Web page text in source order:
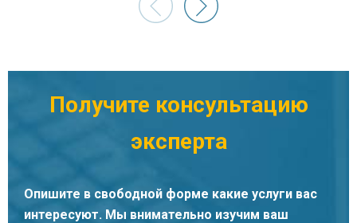
Получите консультацию
эксперта
Опишите в свободной форме какие услуги вас
интересуют. Мы внимательно изучим ваш